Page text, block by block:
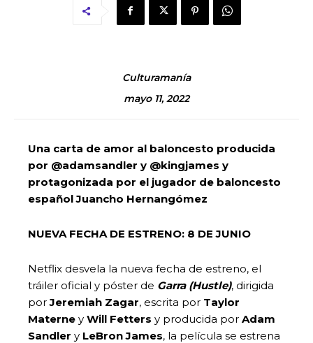
Culturamanía
mayo 11, 2022
Una carta de amor al baloncesto producida
por @adamsandler y @kingjames y
protagonizada por el jugador de baloncesto
español Juancho Hernangómez
NUEVA FECHA DE ESTRENO: 8 DE JUNIO
Netflix desvela la nueva fecha de estreno, el
tráiler oficial y póster de Garra (Hustle), dirigida
porJeremiah Zagar, escrita por Taylor
Materne y Will Fetters y producida por Adam
Sandler y LeBron James, la película se estrena